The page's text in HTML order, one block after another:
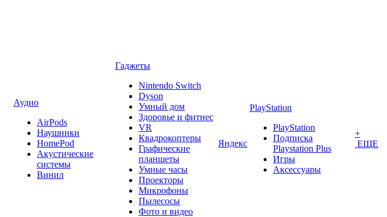
Аудио
AirPods
Наушники
HomePod
Акустические
системы
Винил
Гаджеты
Nintendo Switch
Dyson
Умный дом
Здоровье и фитнес
VR
Квадрокоптеры
Графические
планшеты
Умные часы
Проекторы
Микрофоны
Пылесосы
Фото и видео
Яндекс
PlayStation
PlayStation
Подписка
Playstation Plus
Игры
Аксессуары
+
ЕЩЕ